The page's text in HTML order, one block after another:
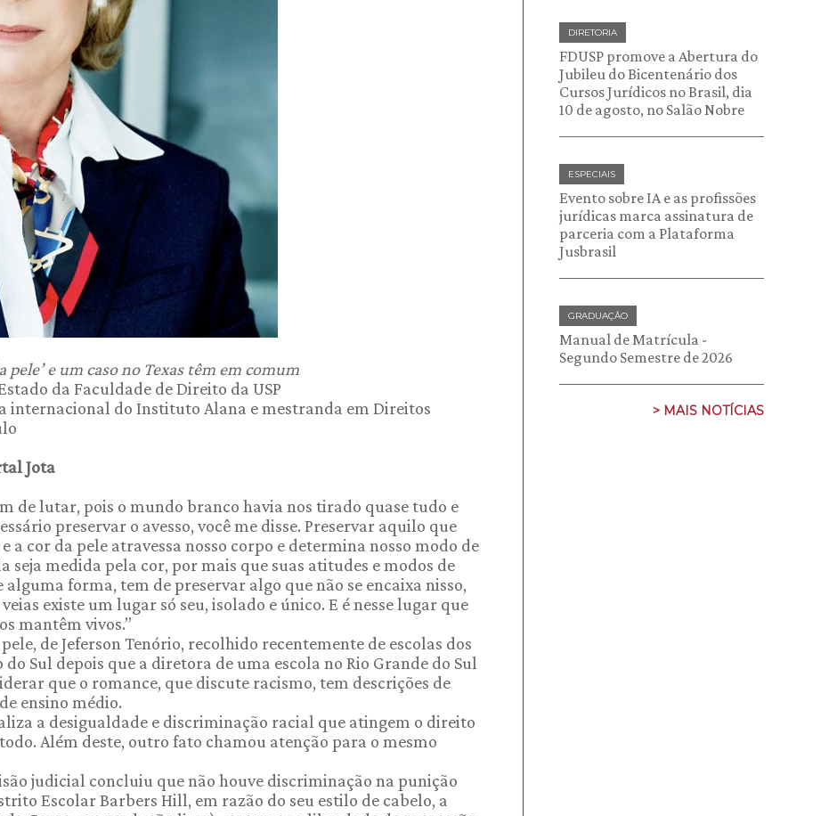
pele’ e um caso no Texas têm em comum
da Faculdade de Direito da USP
internacional do Instituto Alana e mestranda em Direitos
Jota
de lutar, pois o mundo branco havia nos tirado quase tudo e
preservar o avesso, você me disse. Preservar aquilo que
a cor da pele atravessa nosso corpo e determina nosso modo de
seja medida pela cor, por mais que suas atitudes e modos de
alguma forma, tem de preservar algo que não se encaixa nisso,
existe um lugar só seu, isolado e único. E é nesse lugar que
mantêm vivos.”
de Jeferson Tenório, recolhido recentemente de escolas dos
do Sul depois que a diretora de uma escola no Rio Grande do Sul
que o romance, que discute racismo, tem descrições de
ensino médio.
a desigualdade e discriminação racial que atingem o direito
Além deste, outro fato chamou atenção para o mesmo
judicial concluiu que não houve discriminação na punição
Escolar Barbers Hill, em razão do seu estilo de cabelo, a
DIRETORIA
FDUSP promove a Abertura do
Jubileu do Bicentenário dos
Cursos Jurídicos no Brasil, dia
10 de agosto, no Salão Nobre
ESPECIAIS
Evento sobre IA e as profissões
jurídicas marca assinatura de
parceria com a Plataforma
Jusbrasil
GRADUAÇÃO
Manual de Matrícula -
Segundo Semestre de 2026
> MAIS NOTÍCIAS